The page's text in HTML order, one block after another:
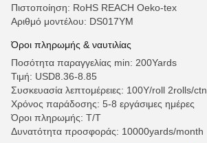
Πιστοποίηση: RoHS REACH Oeko-tex
Αριθμό μοντέλου: DS017YM
Όροι πληρωμής & ναυτιλίας
Ποσότητα παραγγελίας min: 200Yards
Τιμή: USD8.36-8.85
Συσκευασία λεπτομέρειες: 100Y/roll 2rolls/ctn
Χρόνος παράδοσης: 5-8 εργάσιμες ημέρες
Όροι πληρωμής: T/T
Δυνατότητα προσφοράς: 10000yards/month